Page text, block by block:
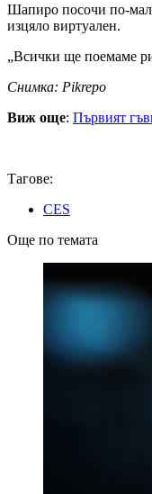
Шапиро посочи по-
изцяло виртуален.
„Всички ще поемаме
Снимка: Pikrepo
Виж още: Първият
Тагове:
CES
Още по темата